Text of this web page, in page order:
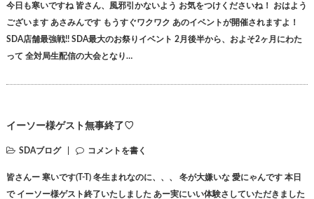
今日も寒いですね 皆さん、風邪引かないよう お気をつけくださいね！ おはよう
ございます あさみんです もうすぐワクワク あのイベントが開催されますよ！
SDA店舗最強戦!! SDA最大のお祭りイベント 2月後半から、およそ2ヶ月にわた
って 全対局生配信の大会となり…
イーソー様ゲスト無事終了♡
SDAブログ コメントを書く
皆さんー 寒いです(T-T) 冬生まれなのに、、、 冬が大嫌いな 愛にゃんです 本日
で イーソー様ゲスト終了いたしました あー実にいい体験さしていただきました